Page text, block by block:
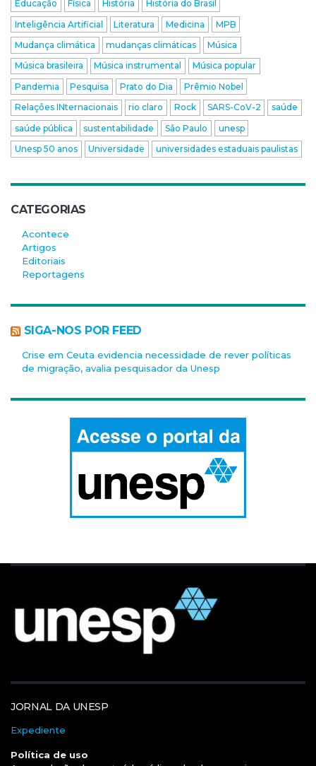
Educação
Física História
História do Brasil
Inteligência Artificial
Literatura Medicina
MPB
Mudança climática
mudanças climáticas
Música
Música brasileira
Música instrumental
Música popular
Pandemia
Pesquisa Prato do Dia
Prêmio Nobel
Relações INternacionais
rio claro Rock SARS-CoV-2
saúde
saúde pública
sustentabilidade São Paulo
unesp
Unesp 50 anos
Universidade universidades estaduais paulistas
CATEGORIAS
Acontece
Artigos
Editoriais
Reportagens
SIGA-NOS POR FEED
Crise em Ceuta evidencia necessidade de rever políticas
de migração, avalia pesquisador da Unesp
JORNAL DA UNESP
Expediente
Política de uso